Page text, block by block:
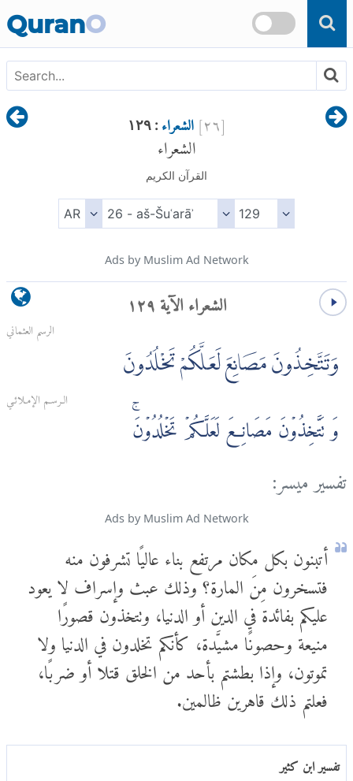
Skip to main content
QuranO
[٢٦]الشعراء : ١٢٩الشعراء
القرآن الكريم
Ads by Muslim Ad Network
الشعراء الآية ١٢٩
الرسم العثماني
وَتَتَّخِذُونَ مَصَانِعَ لَعَلَّكُمْ تَخْلُدُونَ
الـرسـم الإمـلائـي
وَ تَتَّخِذُوۡنَ مَصَانِعَ لَعَلَّكُمۡ تَخۡلُدُوۡنَ‌ۚ
تفسير ميسر:
Ads by Muslim Ad Network
أتبنون بكل مكان مرتفع بناء عاليًا تشرفون منه
فتسخرون مِنَ المارة؟ وذلك عبث وإسراف لا يعود
عليكم بفائدة في الدين أو الدنيا، وتتخذون قصورًا
منيعة وحصونًا مشيَّدة، كأنكم تخلدون في الدنيا ولا
تموتون، وإذا بطشتم بأحد من الخلق قتلا أو ضربًا،
فعلتم ذلك قاهرين ظالمين.
تفسير ابن كثير